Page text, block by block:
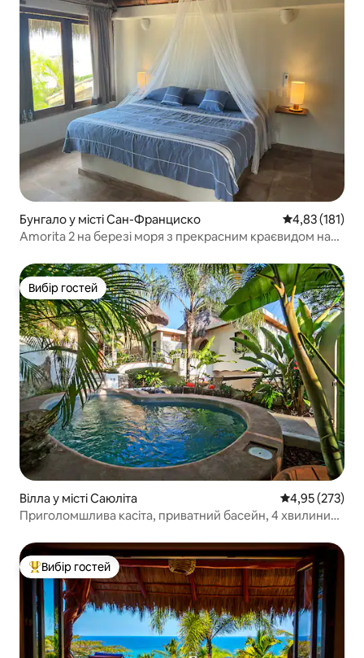
Бунгало у місті Сан-Франциско Середня
4,83 (181)
Amorita 2 на березі моря з прекрасним краєвидом на
Вибір гостей
Вибір гостей
Вілла у місті Саюліта Середня
4,95 (273)
Приголомшлива касіта, приватний басейн, 4 хвилини
Топ вибір гостей
Вибір гостей